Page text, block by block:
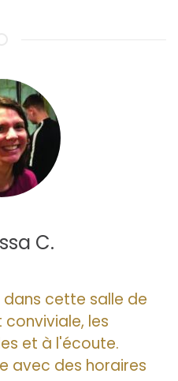
C.
cette salle de
les
et à l'écoute.
avec des horaires